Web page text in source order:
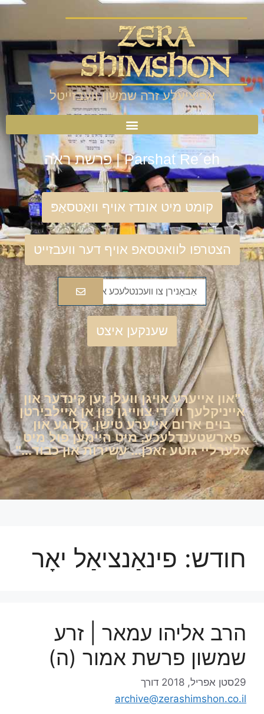
אפיציעלע זרה שמשון וועבזייטל
Parshat Re´eh | פרשת ראה
קומט מיט אונדז אויף וואַטסאַפּ
הצטרפו לוואטסאפ אויף דער וועבזייט
שענקען איצט
"און אייערע אויגן וועלן זען קינדער און
אייניקלעך ווי די צווייגן פון אן איילבירטן
בוים אַרום אייערע טישן, קלוגע און
פארשטענדלעכע, מיט היימען פול מיט
אלערליי גוטע זאכן... עשירות און כבוד..."
חודש: פינאַנציאַל יאָר
הרב אליהו עמאר | זרע
שמשון פרשת אמור (ה)
29סטן אפריל, 2018
דורך
archive@zerashimshon.co.il